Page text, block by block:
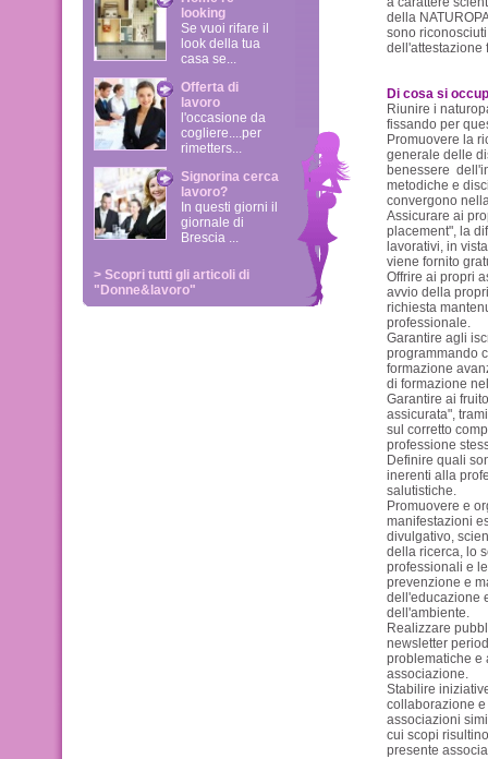
looking
Se vuoi rifare il
look della tua
casa se...
Offerta di
lavoro
l'occasione da
cogliere....per
rimetters...
Signorina cerca
lavoro?
In questi giorni il
giornale di
Brescia ...
> Scopri tutti gli articoli di
"Donne&lavoro"
della
sono
dell'attestazione
Di cosa si
Riunire i
fissando per
Promuovere la
generale delle
benessere
metodiche e
convergono
Assicurare ai
placement", la
lavorativi, in
viene fornito
Offrire ai propri
avvio della
richiesta
professionale.
Garantire agli
programmando
formazione
di formazione
Garantire ai
assicurata",
sul corretto
professione
Definire quali
inerenti alla
salutistiche.
Promuovere e
manifestazioni
divulgativo,
della ricerca, lo
professionali e
prevenzione e
dell'educazione
dell'ambiente.
Realizzare
newsletter
problematiche e
associazione.
Stabilire
collaborazione
associazioni
cui scopi
presente